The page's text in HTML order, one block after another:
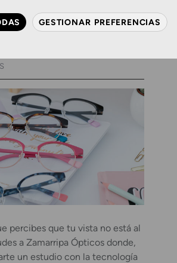
Haciéndole
rollo
percibes que tu vista no está al
a Zamarripa Ópticos donde,
un estudio con la tecnología
GESTIONAR PREFERENCIAS